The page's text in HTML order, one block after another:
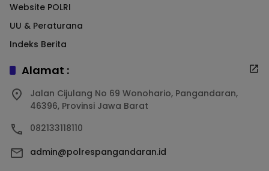
Website POLRI
UU & Peraturana
Indeks Berita
Alamat :
Jalan Cijulang No 69 Wonohario, Pangandaran,
46396, Provinsi Jawa Barat
082133118110
admin@polrespangandaran.id